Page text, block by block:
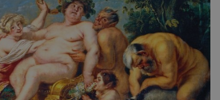
„Kam máme namířeno,
jeden z templářů. „Do Sk